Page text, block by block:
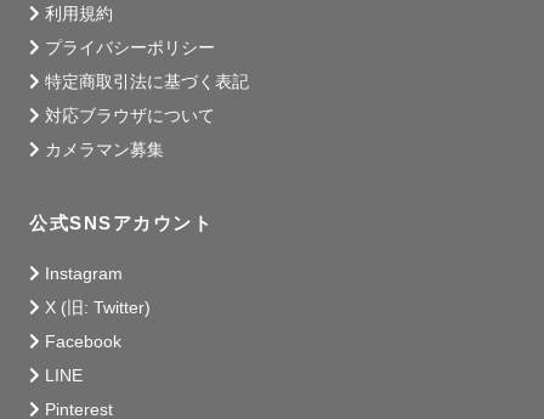
利用規約
プライバシーポリシー
特定商取引法に基づく表記
対応ブラウザについて
カメラマン募集
公式SNSアカウント
Instagram
X (旧: Twitter)
Facebook
LINE
Pinterest